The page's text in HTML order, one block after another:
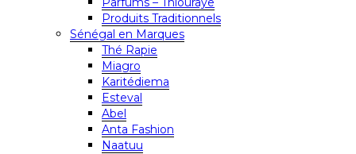
Produits Traditionnels
Sénégal en Marques
Thé Rapie
Miagro
Karitédiema
Esteval
Abel
Anta Fashion
Naatuu